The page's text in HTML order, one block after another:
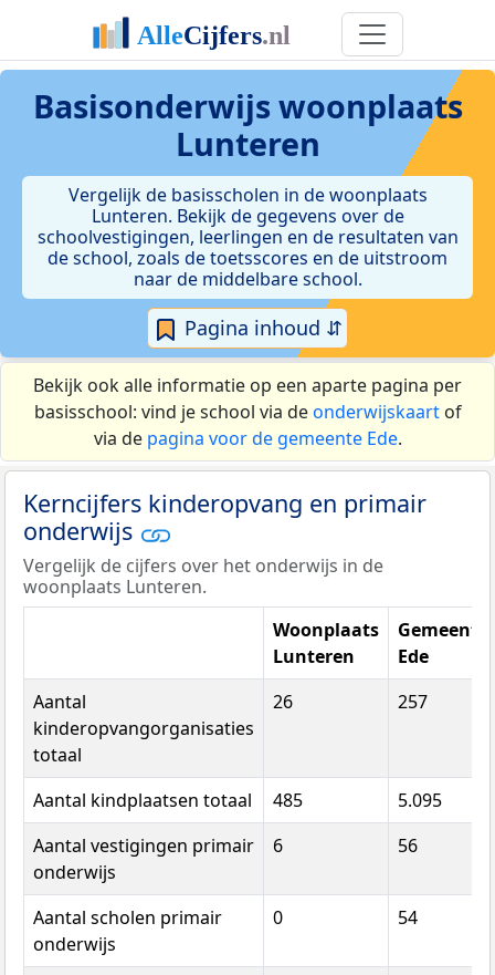
Basisonderwijs woonplaats
Lunteren
Vergelijk de basisscholen in de woonplaats
Lunteren. Bekijk de gegevens over de
schoolvestigingen, leerlingen en de resultaten van
de school, zoals de toetsscores en de uitstroom
naar de middelbare school.
Pagina inhoud ⇵
Bekijk ook alle informatie op een aparte pagina per
basisschool: vind je school via deonderwijskaartof
via de pagina voor de gemeente Ede.
Kerncijfers kinderopvang en primair
onderwijs
Vergelijk de cijfers over het onderwijs in de
woonplaats Lunteren.
Woonplaats
Lunteren
Gemeente
Ede
Aantal
kinderopvangorganisaties
totaal
26 257
Aantal kindplaatsen totaal 485
5.095
Aantal vestigingen primair
onderwijs
6 56
Aantal scholen primair
onderwijs
0 54